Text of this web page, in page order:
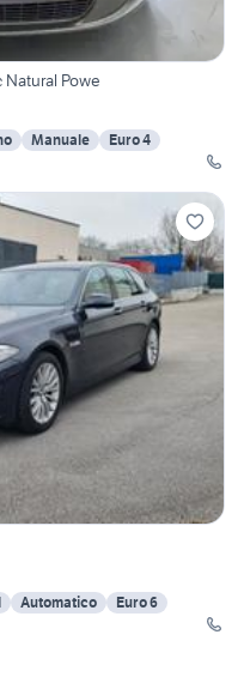
Powe
Manuale
Euro 4
Automatico
Euro 6